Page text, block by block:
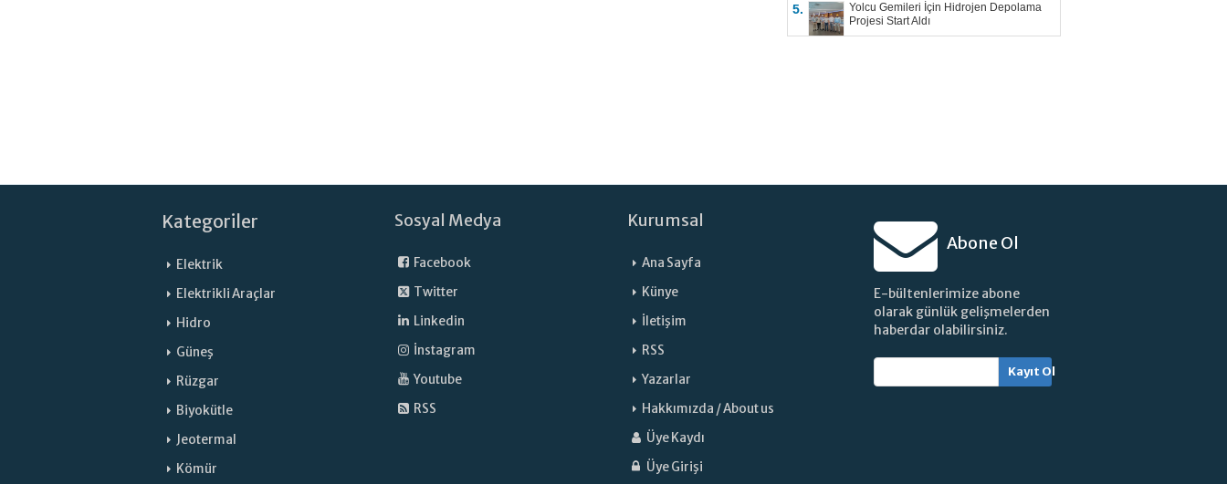
5.
Yolcu Gemileri İçin Hidrojen Depolama
Projesi Start Aldı
Kategoriler
Elektrik
Elektrikli Araçlar
Hidro
Güneş
Rüzgar
Biyokütle
Jeotermal
Kömür
Sosyal Medya
Facebook
Twitter
Linkedin
İnstagram
Youtube
RSS
Kurumsal
Ana Sayfa
Künye
İletişim
RSS
Yazarlar
Hakkımızda / About us
Üye Kaydı
Üye Girişi
Abone Ol
E-bültenlerimize abone
olarak günlük gelişmelerden
haberdar olabilirsiniz.
Kayıt Ol